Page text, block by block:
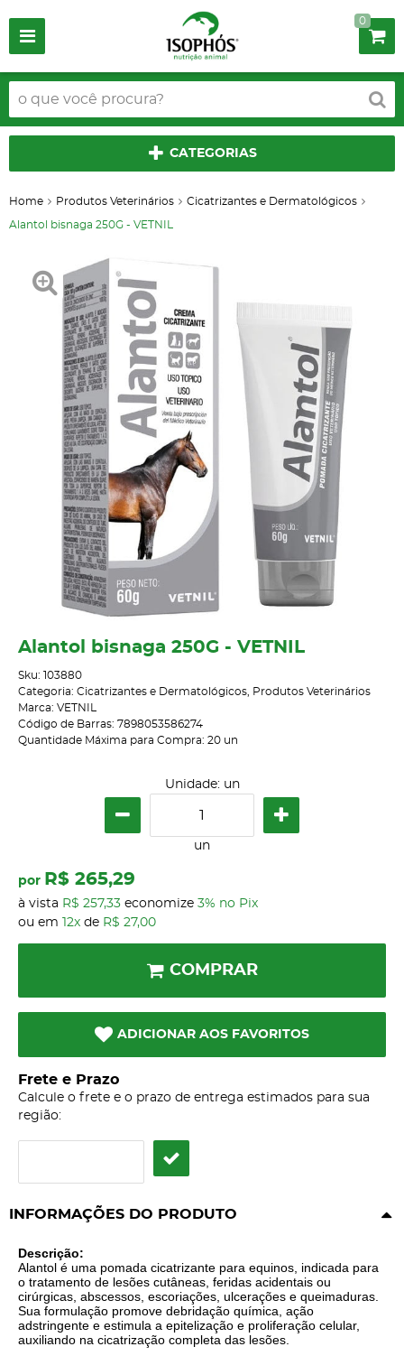
0
CATEGORIAS
Home Produtos Veterinários Cicatrizantes e Dermatológicos
Alantol bisnaga 250G - VETNIL
Alantol bisnaga 250G - VETNIL
Sku: 103880
Categoria: Cicatrizantes e Dermatológicos
Produtos Veterinários
Marca: VETNIL
Código de Barras: 7898053586274
Quantidade Máxima para Compra: 20 un
Unidade: un
un
por R$ 265,29
à vista R$ 257,33 economize 3% no Pix
ou em
12x de R$ 27,00
COMPRAR
ADICIONAR AOS FAVORITOS
Frete e Prazo
Calcule o frete e o prazo de entrega estimados para sua
região:
INFORMAÇÕES DO PRODUTO
Descrição:
Alantol é uma pomada cicatrizante para equinos, indicada para
o tratamento de lesões cutâneas, feridas acidentais ou
cirúrgicas, abscessos, escoriações, ulcerações e queimaduras.
Sua formulação promove debridação química, ação
adstringente e estimula a epitelização e proliferação celular,
auxiliando na cicatrização completa das lesões.